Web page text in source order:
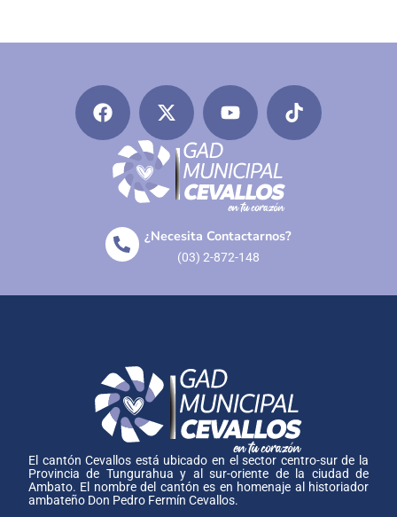
¿Necesita Contactarnos?
(03) 2-872-148
El cantón Cevallos está ubicado en el sector centro-sur de la
Provincia de Tungurahua y al sur-oriente de la ciudad de
Ambato. El nombre del cantón es en homenaje al historiador
ambateño Don Pedro Fermín Cevallos.